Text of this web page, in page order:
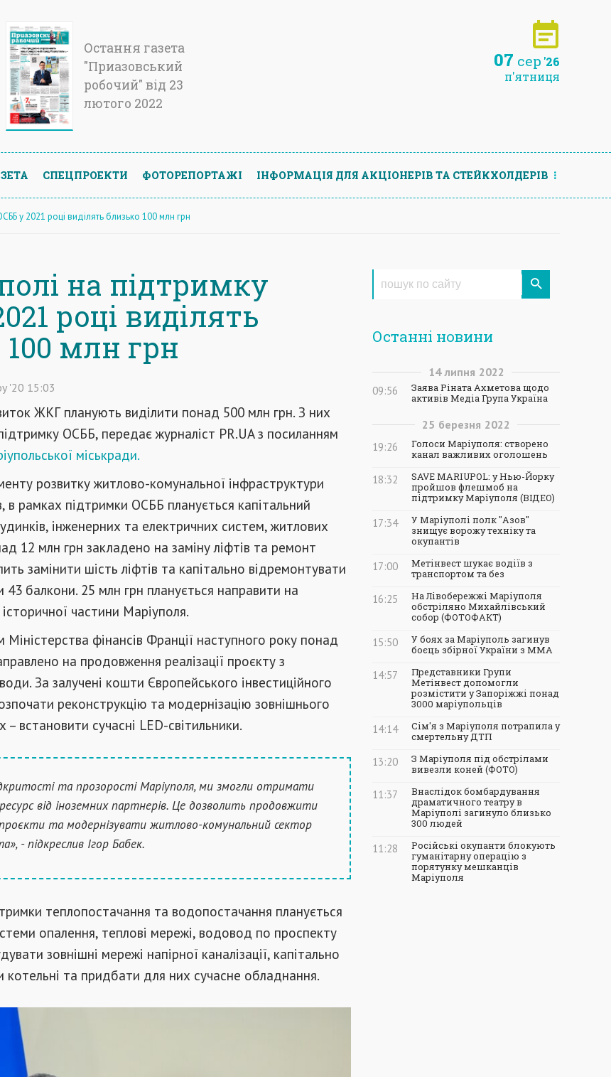
Остання газета
"Приазовський
робочий" від 23
лютого 2022
07 сер '26
п'ятниця
СПЕЦПРОЕКТИ ФОТОРЕПОРТАЖІ ІНФОРМАЦIЯ ДЛЯ АКЦIОНЕРIВ ТА СТЕЙКХОЛДЕРIВ
у 2021 році виділять близько 100 млн грн
на підтримку
році виділять
млн грн
'20 15:03
ЖКГ планують виділити понад 500 млн грн. З них
ОСББ, передає журналіст PR.UAз посиланням
міськради.
розвитку житлово-комунальної інфраструктури
в рамках підтримки ОСББ планується капітальний
інженерних та електричних систем, житлових
12 млн грн закладено на заміну ліфтів та ремонт
замінити шість ліфтів та капітально відремонтувати
балкони. 25 млн грн планується направити на
частини Маріуполя.
Міністерства фінансів Франції наступного року понад
на продовження реалізації проєкту з
За залучені кошти Європейського інвестиційного
реконструкцію та модернізацію зовнішнього
– встановити сучасні LED-світильники.
та прозорості Маріуполя, ми змогли отримати
від іноземних партнерів. Це дозволить продовжити
та модернізувати житлово-комунальний сектор
- підкреслив Ігор Бабек.
теплопостачання та водопостачання планується
опалення, теплові мережі, водовод по проспекту
зовнішні мережі напірної каналізації, капітально
котельні та придбати для них сучасне обладнання.
Останні новини
14 липня 2022
09:56
Заява Ріната Ахметова щодо
активів Медіа Група Україна
25 березня 2022
19:26
Голоси Маріуполя: створено
канал важливих оголошень
18:32
SAVE MARIUPOL: у Нью-Йорку
пройшов флешмоб на
підтримку Маріуполя (ВІДЕО)
17:34
У Маріуполі полк "Азов"
знищує ворожу техніку та
окупантів
17:00
Метінвест шукає водіїв з
транспортом та без
16:25
На Лівобережжі Маріуполя
обстріляно Михайлівський
собор (ФОТОФАКТ)
15:50
У боях за Маріуполь загинув
боєць збірної України з ММА
14:57
Представники Групи
Метінвест допомогли
розмістити у Запоріжжі понад
3000 маріупольців
14:14
Сім'я з Маріуполя потрапила у
смертельну ДТП
13:20
З Маріуполя під обстрілами
вивезли коней (ФОТО)
11:37
Внаслідок бомбардування
драматичного театру в
Маріуполі загинуло близько
300 людей
11:28
Російські окупанти блокують
гуманітарну операцію з
порятунку мешканців
Маріуполя